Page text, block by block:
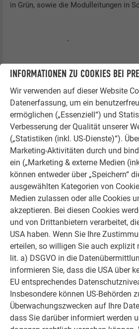
INFORMATIONEN ZU COOKIES BEI
Wir verwenden auf dieser Website
Datenerfassung, um ein
ermöglichen („Essenziell“) und
Verbesserung der Qualität unserer
(„Statistiken (inkl. US-Dienste)“).
Marketing-Aktivitäten durch und
ein („Marketing & externe Medien
können entweder über „Speichern“
ausgewählten Kategorien von
Medien zulassen oder alle Cookies
akzeptieren. Bei diesen Cookies
und von Drittanbietern verarbeitet,
USA haben. Wenn Sie Ihre
erteilen, so willigen Sie auch explizit
lit. a) DSGVO in die
informieren Sie, dass die USA über
EU entsprechendes
Insbesondere können US-Behörden
Überwachungszwecken auf Ihre
dass Sie darüber informiert werden
in Grün, sowie die Modulleitungen in
Schema